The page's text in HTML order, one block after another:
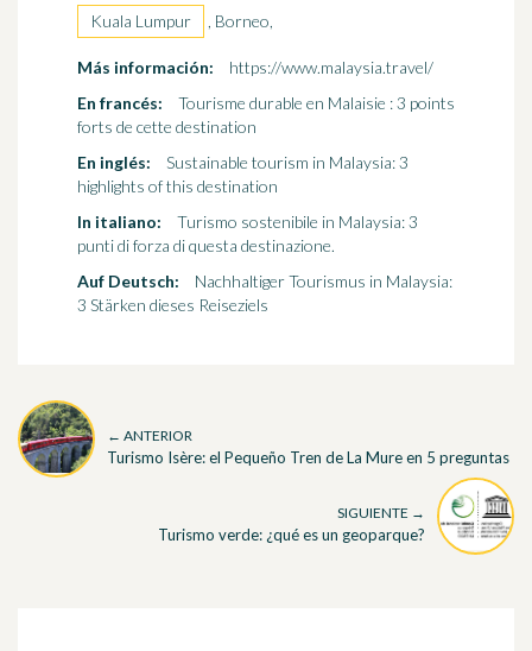
Kuala Lumpur
, Borneo,
Más información:
https://www.malaysia.travel/
En francés:
Tourisme durable en Malaisie : 3 points
forts de cette destination
En inglés:
Sustainable tourism in Malaysia: 3
highlights of this destination
In italiano:
Turismo sostenibile in Malaysia: 3
punti di forza di questa destinazione.
Auf Deutsch:
Nachhaltiger Tourismus in Malaysia:
3 Stärken dieses Reiseziels
← ANTERIOR
Turismo Isère: el Pequeño Tren de La Mure en 5 preguntas
SIGUIENTE →
Turismo verde: ¿qué es un geoparque?